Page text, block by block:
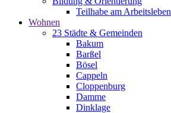
Teilhabe am Arbeitsleben
Wohnen
23 Städte & Gemeinden
Bakum
Barßel
Bösel
Cappeln
Cloppenburg
Damme
Dinklage